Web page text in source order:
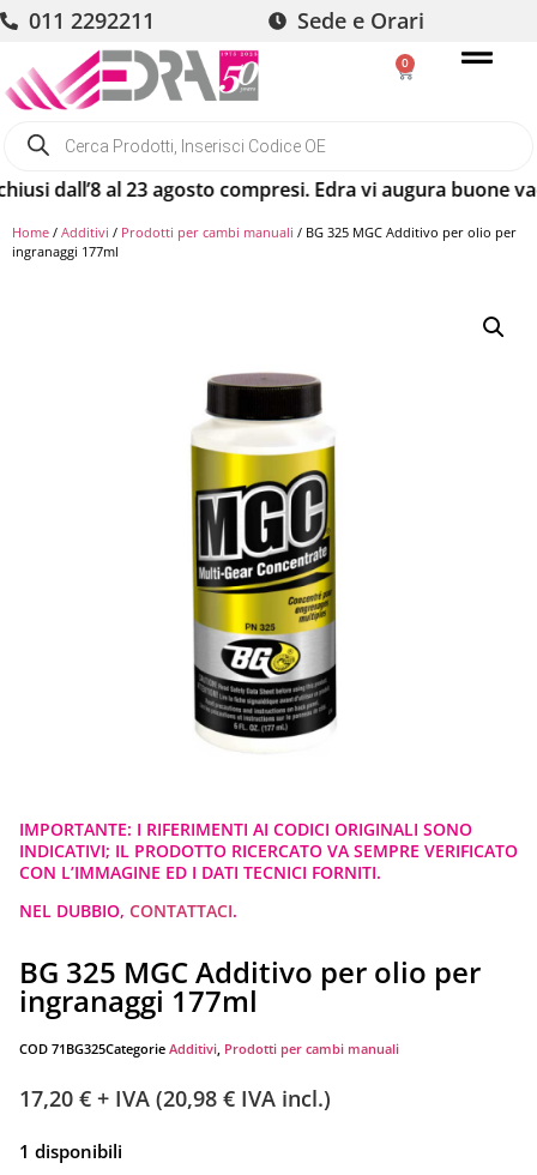
011 2292211 Sede e Orari
0
dall’8 al 23 agosto compresi. Edra vi augura buone
Home / Additivi / Prodotti per cambi manuali / BG 325 MGC Additivo per olio per
ingranaggi 177ml
IMPORTANTE: I RIFERIMENTI AI CODICI ORIGINALI SONO
INDICATIVI; IL PRODOTTO RICERCATO VA SEMPRE VERIFICATO
CON L’IMMAGINE ED I DATI TECNICI FORNITI.
NEL DUBBIO, CONTATTACI.
BG 325 MGC Additivo per olio per
ingranaggi 177ml
COD 71BG325Categorie Additivi, Prodotti per cambi manuali
17,20 € + IVA (20,98 € IVA incl.)
1 disponibili